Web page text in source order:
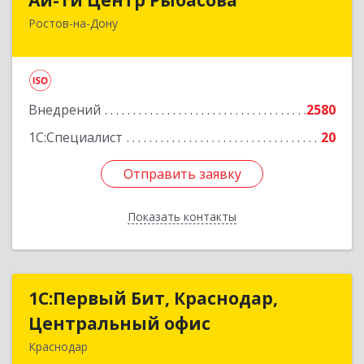
Ростов-на-Дону
Внедрений
2580
1С:Специалист
20
Отправить заявку
Показать контакты
344037, Ростовская обл, Ростов-на-Дону г, 14-я
Отправить заявку
Назад
1С:Первый Бит, Краснодар,
Центральный офис
Краснодар
1С:Первый Бит, Краснодар,
Центральный офис